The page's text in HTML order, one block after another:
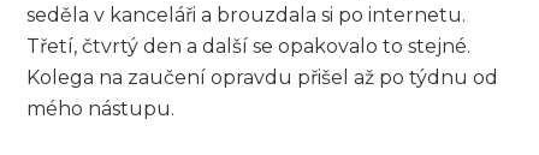
seděla v kanceláři a brouzdala si po internetu.
Třetí, čtvrtý den a další se opakovalo to stejné.
Kolega na zaučení opravdu přišel až po týdnu od
mého nástupu.